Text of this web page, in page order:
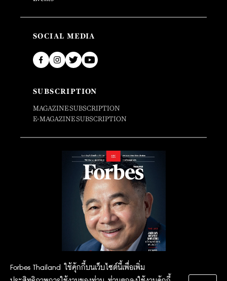
Forbes Thailand ใช้คุ้กกี้บนเว็บไซต์นี้เพื่อเพิ่ม
SOCIAL MEDIA
SUBSCRIPTION
MAGAZINE SUBSCRIPTION
E-MAGAZINE SUBSCRIPTION